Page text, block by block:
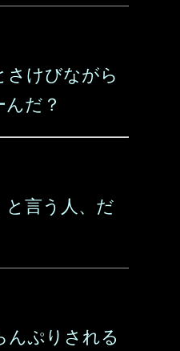
さけびながら
だ？
と言う人、だ
んぷりされる